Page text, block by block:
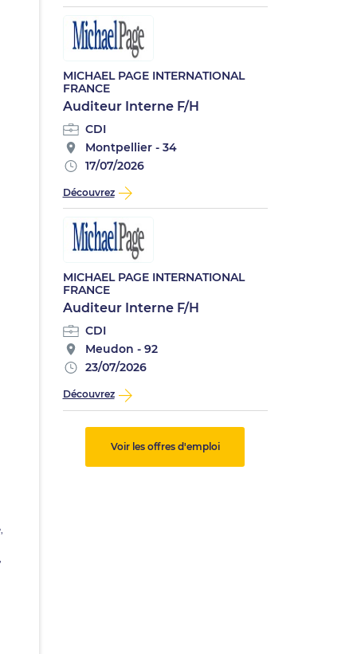
MICHAEL PAGE INTERNATIONAL
FRANCE
Auditeur Interne F/H
CDI
Montpellier - 34
17/07/2026
Découvrez
MICHAEL PAGE INTERNATIONAL
FRANCE
Auditeur Interne F/H
CDI
Meudon - 92
23/07/2026
Découvrez
Voir les offres d'emploi